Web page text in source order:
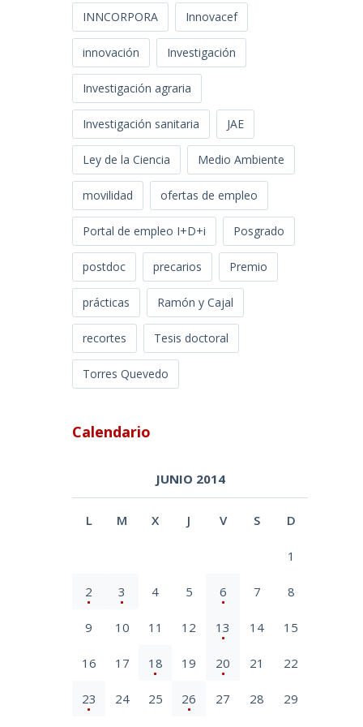
INNCORPORA Innovacef
innovación Investigación
Investigación agraria
Investigación sanitaria JAE
Ley de la Ciencia Medio Ambiente
movilidad ofertas de empleo
Portal de empleo I+D+i Posgrado
postdoc precarios Premio
prácticas Ramón y Cajal
recortes Tesis doctoral
Torres Quevedo
Calendario
JUNIO 2014
L M X J V S D
1
2 3 4 5 6 7 8
9 10 11 12 13 14 15
16 17 18 19 20 21 22
23 24 25 26 27 28 29